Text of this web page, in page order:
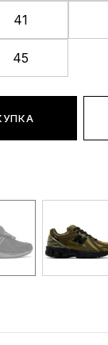
41
45